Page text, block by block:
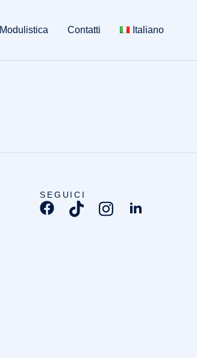
Modulistica Contatti Italiano
SEGUICI